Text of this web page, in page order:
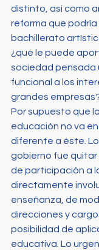
distinto, así como
reforma que podría
bachillerato
¿qué le puede
sociedad pensada
funcional a los
grandes
Por supuesto que
educación no va
diferente a éste.
gobierno fue quitar
de participación a
directamente
enseñanza, de
direcciones y
posibilidad de
educativa. Lo